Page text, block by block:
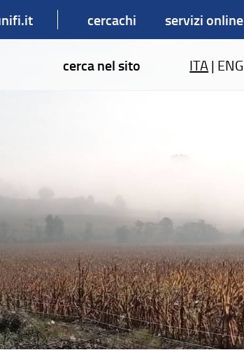
cercachi servizi online
cerca nel sito ITA| ENG